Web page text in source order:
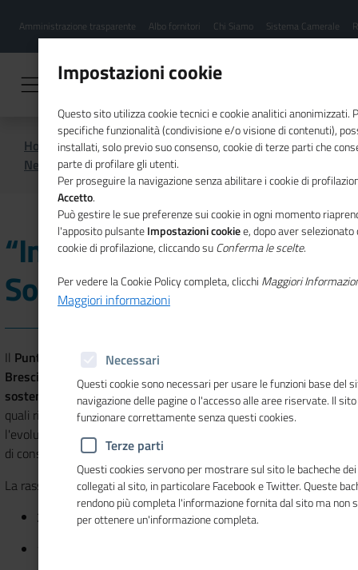
contenuto
Menu
hamburgher
Amministrazione trasparente Albo fornitori Chi Siamo Sistema Camerale
Home CSR
Comunicazione
News di CSR
“Innovazione e Sostenibilità”
“Innovazione e
Sostenibilità”
Il Punto Sviluppo Sostenibile
Brescia
organizza il ciclo di incontri gratuiti
“Innovazione e
sostenibilità", dedicati ad approfondire le modalità attraverso le
quali risulta possibile elevare il potenziale aziendale garantendo
l'evoluzione dei propri processi e dei propri prodotti, con l'obiettivo
di consolidare la propria competitività sul mercato.
La rassegna si articola secondo il seguente programma:
22 giugno 2022 - Trasferimento Tecnologico
Impostazioni cookie
Questo sito utilizza cookie tecnici e cookie analitici anonimizzati.
specifiche funzionalità (condivisione e/o visione di contenuti),
installati, solo previo suo consenso, cookie di terze parti che
parte di profilare gli utenti.
Per proseguire la navigazione senza abilitare i cookie di
Accetto.
Può gestire le sue preferenze sui cookie in ogni momento
l'apposito pulsanteImpostazioni cookiee, dopo aver
cookie di profilazione, cliccando suConferma le scelte.
Per vedere la Cookie Policy completa, clicchi Maggiori
Maggiori informazioni
Necessari
Questi cookie sono necessari per usare le funzioni base del
navigazione delle pagine o l'accesso alle aree riservate. Il
funzionare correttamente senza questi cookies.
Terze parti
Questi cookies servono per mostrare sul sito le bacheche
collegati al sito, in particolare Facebook e Twitter. Queste
rendono più completa l'informazione fornita dal sito ma non
per ottenere un'informazione completa.